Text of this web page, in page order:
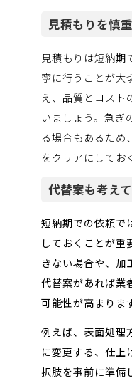
見積もりを慎
見積もりは短納期
寧に行うことが大
え、品質とコスト
いましょう。急ぎ
る場合もあるため
をクリアにしてお
代替案も考え
短納期での依頼で
しておくことが重
きない場合や、加
代替案があれば業
可能性が高まりま
例えば、表面処理
に変更する、仕上
択肢を事前に準備